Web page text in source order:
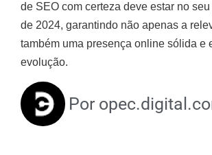
de SEO com certeza deve estar no
de 2024, garantindo não apenas a
também uma presença online sólida e
evolução.
Por